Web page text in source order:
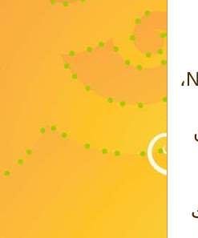
ولم تكتفي الشركة بالكشف عن هاتف “نوكيا إكس” Nokia X،